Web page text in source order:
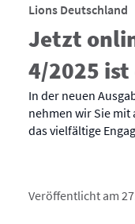
Lions Deutschland
Jetzt
4/2025 ist
In der neuen
nehmen wir Sie mit
das vielfältige
Veröffentlicht am